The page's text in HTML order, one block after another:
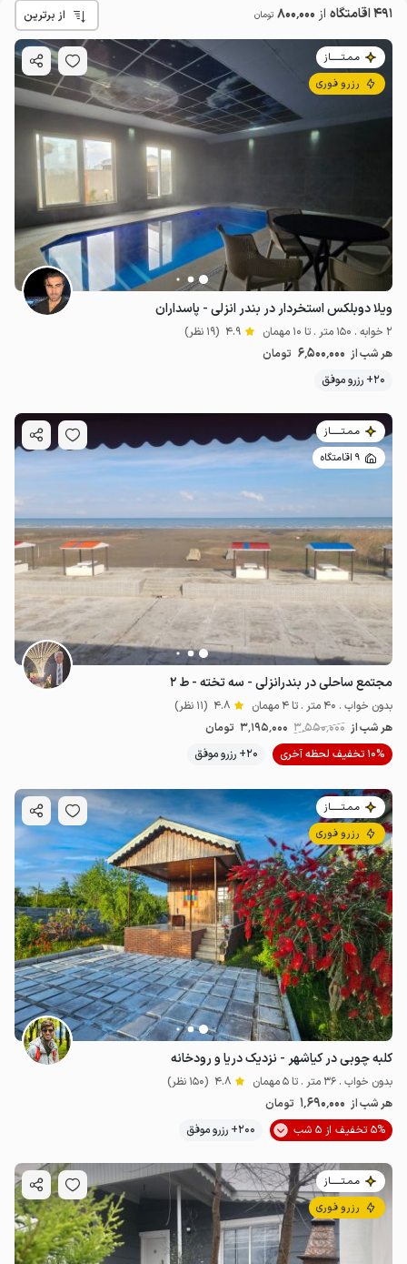
491 اقامتگاه از 800٬000 تومان از برترین
مـمـتــــــاز
رزرو فوری
ویلا دوبلکس استخردار در بندر انزلی - پاسداران
2 خوابه . 150 متر . تا 10 مهمان 4.9 (19 نظر)
هر شب از 6٬500٬000 تومان
20+ رزرو موفق
مـمـتــــــاز
9 اقامتگاه
مجتمع ساحلی در بندرانزلی - سه تخته - ط ۲
بدون خواب . 40 متر . تا 4 مهمان 4.8 (11 نظر)
هر شب از 3٬550٬000 3٬195٬000 تومان
10% تخفیف لحظه آخری
20+ رزرو موفق
مـمـتــــــاز
رزرو فوری
کلبه چوبی در کیاشهر - نزدیک دریا و رودخانه
بدون خواب . 36 متر . تا 5 مهمان 4.8 (150 نظر)
هر شب از 1٬690٬000 تومان
5% تخفیف از 5 شب
200+ رزرو موفق
مـمـتــــــاز
رزرو فوری